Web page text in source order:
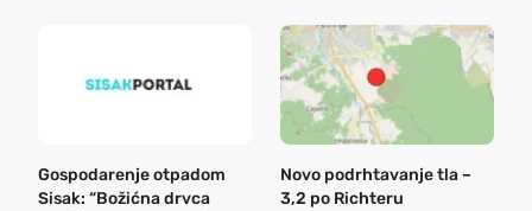
Gospodarenje otpadom
Sisak: “Božićna drvca
Novo podrhtavanje tla –
3,2 po Richteru